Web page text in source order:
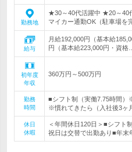
勤務地
★30～40代活躍中 ★20～40
マイカー通勤OK（駐車場を
給与
月給192,000円（基本給
円（基本給223,000円・資格…
初年度
年収
360万円～500万円
勤務
時間
■シフト制（実働7.75時間
※慣れてきたら（入社後3ヶ
休日
休暇
＜年間休日120日＞■シフト
祝日は交替で出勤あり■年末